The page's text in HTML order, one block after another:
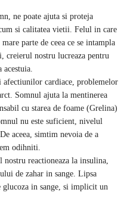
ne poate ajuta si proteja
si calitatea vietii. Felul in care
parte de ceea ce se intampla
nostru lucreaza pentru
acestuia.
cardiace, problemelor
Somnul ajuta la mentinerea
cu starea de foame (Grelina)
nu este suficient, nivelul
aceea, simtim nevoia de a
odihniti.
reactioneaza la insulina,
de zahar in sange. Lipsa
glucoza in sange, si implicit un